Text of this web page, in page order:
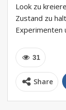
Look zu
Zustand zu
Experimenten
31
Share